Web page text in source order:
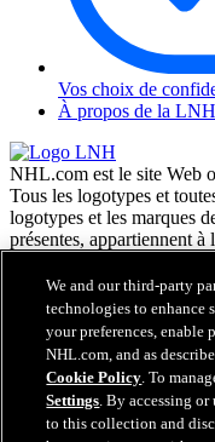
Vos choix de
À propos de la LNH
NHL.com est le site Web
Tous les logotypes et
logotypes et les marques
présentes, appartiennent
Enterprises, L.P. © LNH
chandails d'équipe de la
joueurs de la LNH et
de la LNH et de l'AJLNH.
configuration de la
commerce déposées de
Zamboni & Co., Inc.
déposée ou tout droit
We and our third-party
technologies to enhance
your preferences, enable
NHL.com, and as
Cookie Policy. To
Settings. By accessing or
to this collection and